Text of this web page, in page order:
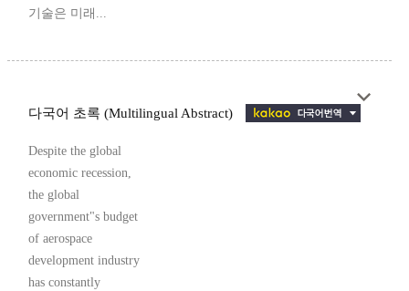
기술은 미래...
다국어 초록 (Multilingual Abstract)
Despite the global
economic recession,
the global
government"s budget
of aerospace
development industry
has constantly